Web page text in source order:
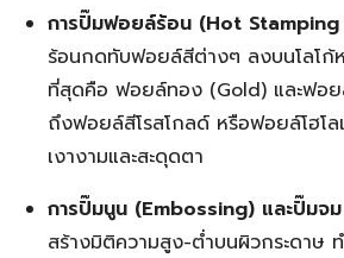
การปั๊มฟอยล์ร้อน (Hot Stamping
ร้อนกดทับฟอยล์สีต่างๆ ลงบนโลโก้
ที่สุดคือ ฟอยล์ทอง (Gold) และฟอย
ถึงฟอยล์สีโรสโกลด์ หรือฟอยล์โฮโ
เงางามและสะดุดตา
การปั๊มนูน (Embossing) และปั๊มจ
สร้างมิติความสูง-ต่ำบนผิวกระดาษ ท